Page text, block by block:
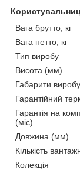
Вага брутто, кг
Вага нетто, кг
Тип виробу
Висота (мм)
Габарити
Гарантійний
Гарантія на
(міс)
Довжина (мм)
Кількість
Колекція